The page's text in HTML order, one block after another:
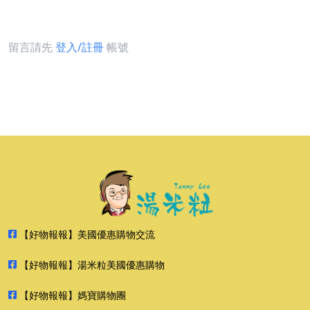
留言請先登入/註冊帳號
【好物報報】美國優惠購物交流
【好物報報】湯米粒美國優惠購物
【好物報報】媽寶購物團